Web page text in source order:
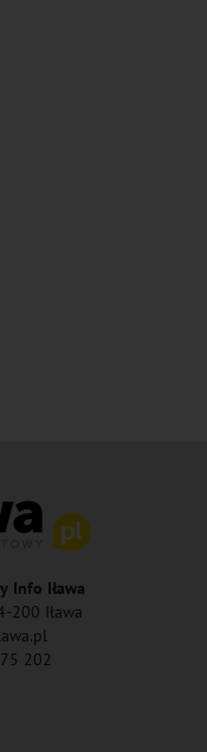
Info Iława
200 Iława
202